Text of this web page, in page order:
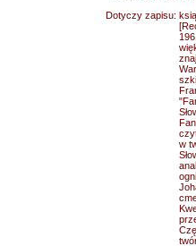
Dotyczy zapisu:
w